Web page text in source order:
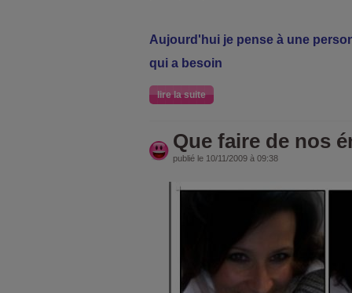
Aujourd'hui je pense à une
qui a besoin
lire la suite
Que faire de nos
publié le 10/11/2009 à 09:38